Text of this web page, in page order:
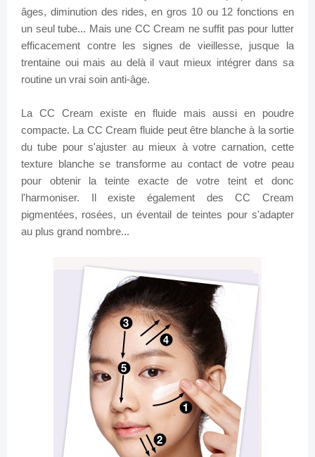
âges, diminution des rides, en gros 10 ou 12 fonctions en
un seul tube... Mais une CC Cream ne suffit pas pour lutter
efficacement contre les signes de vieillesse, jusque la
trentaine oui mais au delà il vaut mieux intégrer dans sa
routine un vrai soin anti-âge.
La CC Cream existe en fluide mais aussi en poudre
compacte. La CC Cream fluide peut être blanche à la sortie
du tube pour s'ajuster au mieux à votre carnation, cette
texture blanche se transforme au contact de votre peau
pour obtenir la teinte exacte de votre teint et donc
l'harmoniser. Il existe également des CC Cream
pigmentées, rosées, un éventail de teintes pour s'adapter
au plus grand nombre...